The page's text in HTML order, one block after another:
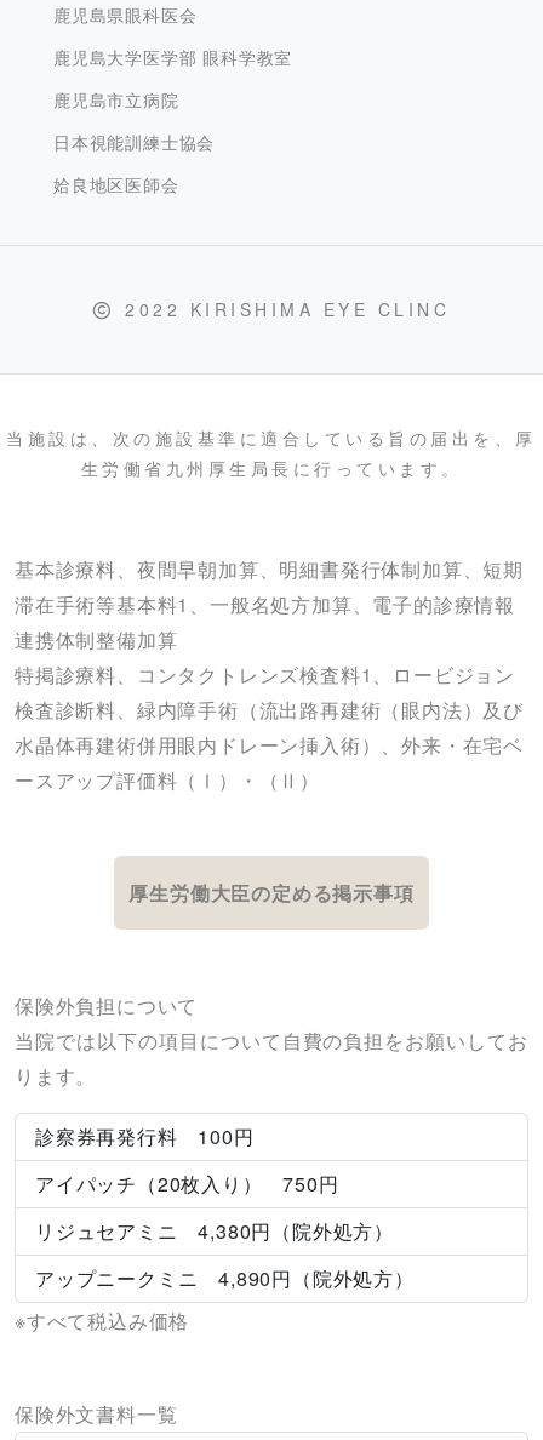
鹿児島県眼科医会
鹿児島大学医学部 眼科学教室
鹿児島市立病院
日本視能訓練士協会
姶良地区医師会
2022 KIRISHIMA EYE CLINC
当施設は、次の施設基準に適合している旨の届出を、厚
生労働省九州厚生局長に行っています。
基本診療料、夜間早朝加算、明細書発行体制加算、短期
滞在手術等基本料1、一般名処方加算、電子的診療情報
連携体制整備加算
特掲診療料、コンタクトレンズ検査料1、ロービジョン
検査診断料、緑内障手術（流出路再建術（眼内法）及び
水晶体再建術併用眼内ドレーン挿入術）、外来・在宅ベ
ースアップ評価料（Ⅰ）・（Ⅱ）
厚生労働大臣の定める掲示事項
保険外負担について
当院では以下の項目について自費の負担をお願いしてお
ります。
診察券再発行料 100円
アイパッチ（20枚入り） 750円
リジュセアミニ 4,380円（院外処方）
アップニークミニ 4,890円（院外処方）
※すべて税込み価格
保険外文書料一覧